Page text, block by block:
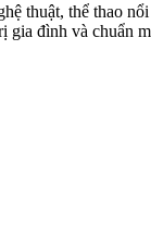
thuật, thể thao
gia đình và